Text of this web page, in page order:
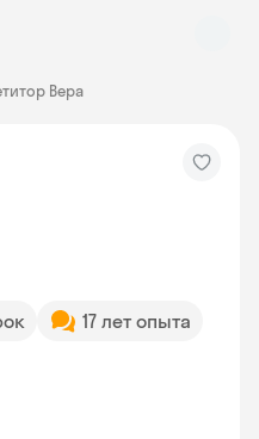
Вера
17 лет опыта